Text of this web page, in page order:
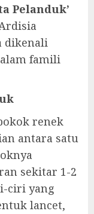
Pelanduk’
dikenali
famili
renek
antara satu
sekitar 1-2
ciri yang
lancet,